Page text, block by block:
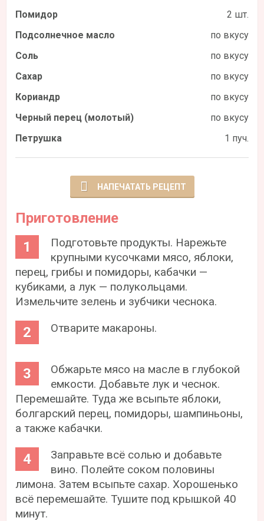
Помидор
2 шт.
Подсолнечное масло
по вкусу
Соль
по вкусу
Сахар
по вкусу
Кориандр
по вкусу
Черный перец (молотый)
по вкусу
Петрушка
1 пуч.
НАПЕЧАТАТЬ РЕЦЕПТ
Приготовление
Подготовьте продукты. Нарежьте
крупными кусочками мясо, яблоки,
перец, грибы и помидоры, кабачки —
кубиками, а лук — полукольцами.
Измельчите зелень и зубчики чеснока.
Отварите макароны.
Обжарьте мясо на масле в глубокой
емкости. Добавьте лук и чеснок.
Перемешайте. Туда же всыпьте яблоки,
болгарский перец, помидоры, шампиньоны,
а также кабачки.
Заправьте всё солью и добавьте
вино. Полейте соком половины
лимона. Затем всыпьте сахар. Хорошенько
всё перемешайте. Тушите под крышкой 40
минут.